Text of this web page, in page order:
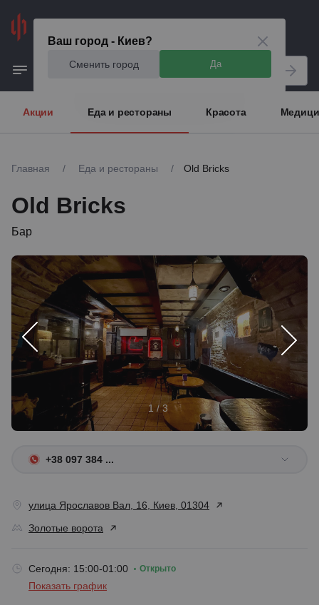
Ваш город - Киев?
Сменить город Да
Акции Еда и рестораны Красота
Главная / Еда и рестораны / Old Bricks
Old Bricks
Бар
1 / 3
+38 097 384 ...
улица Ярославов Вал, 16, Киев, 01304
Золотые ворота
Сегодня: 15:00-01:00 Открыто
Показать график